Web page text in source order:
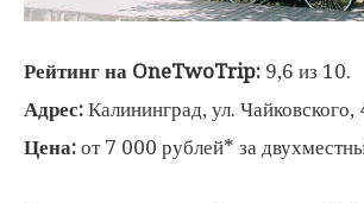
Рейтинг на OneTwoTrip: 9,6 из 10.
Адрес: Калининград, ул. Чайковского,
Цена: от 7 000 рублей* за